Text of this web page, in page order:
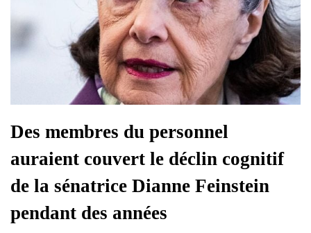
Des membres du personnel
auraient couvert le déclin cognitif
de la sénatrice Dianne Feinstein
pendant des années